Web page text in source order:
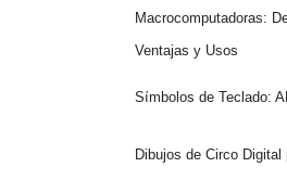
Macrocomputadoras:
Ventajas y Usos
Símbolos de Teclado:
Dibujos de Circo